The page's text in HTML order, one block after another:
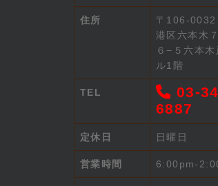
住所
〒106-0032
港区六本木
６−５六本木
ル1階
TEL
03-
6887
定休日 日曜日
営業時間 6:00pm-